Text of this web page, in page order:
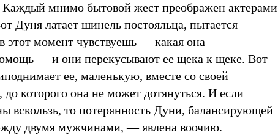
Каждый мнимо бытовой жест преображен актерами
Дуня латает шинель постояльца, пытается
этот момент чувствуешь — какая она
— и они перекусывают ее щека к щеке. Вот
ее, маленькую, вместе со своей
которого она не может дотянуться. И если
вскользь, то потерянность Дуни, балансирующей
двумя мужчинами, — явлена воочию.